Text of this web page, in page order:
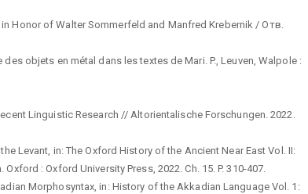
Honor of Walter Sommerfeld and Manfred Krebernik / Отв.
objets en métal dans les textes de Mari. P., Leuven, Walpole :
Linguistic Research // Altorientalische Forschungen. 2022.
Levant, in: The Oxford History of the Ancient Near East Vol. II:
: Oxford University Press, 2022. Ch. 15. P. 310-407.
Morphosyntax, in: History of the Akkadian Language Vol. 1: